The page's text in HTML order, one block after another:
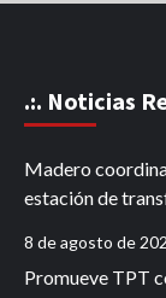
.:. Noticias
Madero
estación de
8 de agosto de
Promueve TPT